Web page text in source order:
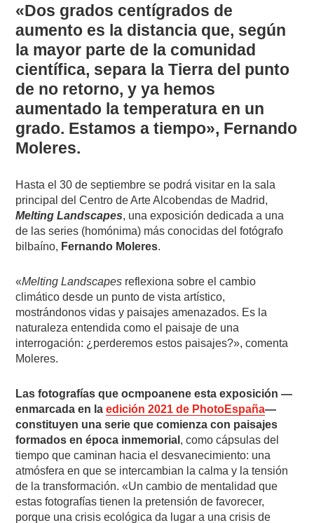
«Dos grados centígrados de
aumento es la distancia que, según
la mayor parte de la comunidad
científica, separa la Tierra del punto
de no retorno, y ya hemos
aumentado la temperatura en un
grado. Estamos a tiempo», Fernando
Moleres.
Hasta el 30 de septiembre se podrá visitar en la sala
principal del Centro de Arte Alcobendas de Madrid,
Melting Landscapes, una exposición dedicada a una
de las series (homónima) más conocidas del fotógrafo
bilbaíno, Fernando Moleres.
«Melting Landscapes reflexiona sobre el cambio
climático desde un punto de vista artístico,
mostrándonos vidas y paisajes amenazados. Es la
naturaleza entendida como el paisaje de una
interrogación: ¿perderemos estos paisajes?», comenta
Moleres.
Las fotografías que ocmpoanene esta exposición —
enmarcada en laedición 2021 de PhotoEspaña—
constituyen una serie que comienza con paisajes
formados en época inmemorial , como cápsulas del
tiempo que caminan hacia el desvanecimiento: una
atmósfera en que se intercambian la calma y la tensión
de la transformación. «Un cambio de mentalidad que
estas fotografías tienen la pretensión de favorecer,
porque una crisis ecológica da lugar a una crisis de